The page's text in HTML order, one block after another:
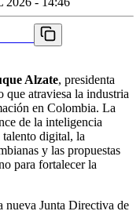
Alzate, presidenta
que atraviesa la industria
en Colombia. La
de la inteligencia
talento digital, la
y las propuestas
para fortalecer la
nueva Junta Directiva de